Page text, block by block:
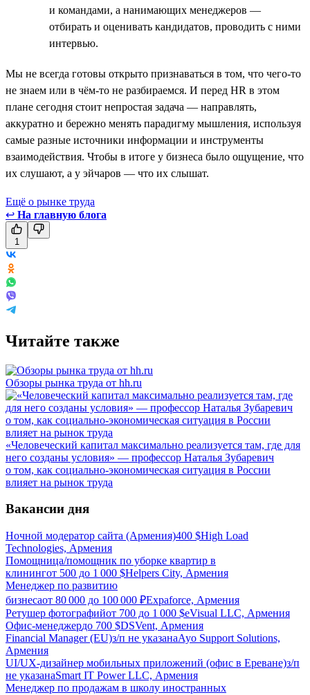
и командами, а нанимающих менеджеров —
отбирать и оценивать кандидатов, проводить с ними
интервью.
Мы не всегда готовы открыто признаваться в том, что чего-то
не знаем или в чём-то не разбираемся. И перед HR в этом
плане сегодня стоит непростая задача — направлять,
аккуратно и бережно менять парадигму мышления, используя
самые разные источники информации и инструменты
взаимодействия. Чтобы в итоге у бизнеса было ощущение, что
их слушают, а у эйчаров — что их слышат.
Ещё о рынке труда
↩ На главную блога
1
Читайте также
Обзоры рынка труда от hh.ru
«Человеческий капитал максимально реализуется там, где для
него созданы условия» — профессор Наталья Зубаревич
о том, как социально-экономическая ситуация в России
влияет на рынок труда
Вакансии дня
Ночной модератор сайта (Армения)400 $High Load
Technologies, Армения
Помощница/помощник по уборке квартир в
клинингот 500 до 1 000 $Helpers City, Армения
Менеджер по развитию
бизнесаот 80 000 до 100 000 ₽Expaforce, Армения
Ретушер фотографийот 700 до 1 000 $eVisual LLC, Армения
Офис-менеджердо 700 $DSVent, Армения
Financial Manager (EU)з/п не указанаAyo Support Solutions,
Армения
UI/UX-дизайнер мобильных приложений (офис в Ереване)з/п
не указанаSmart IT Power LLC, Армения
Менеджер по продажам в школу иностранных